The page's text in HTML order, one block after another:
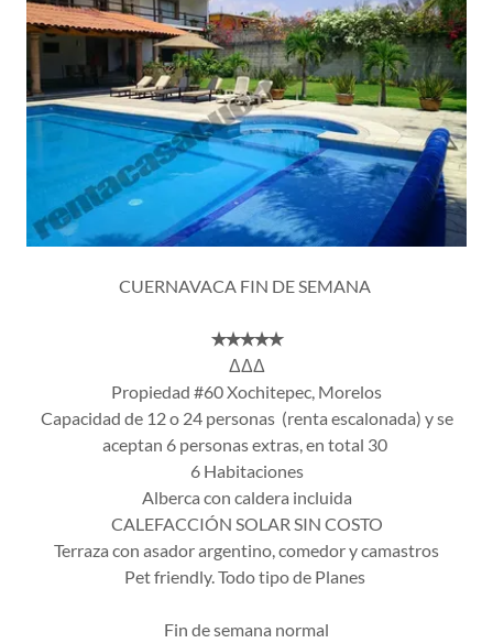
CUERNAVACA FIN DE SEMANA
✭✭✭✭✭
ΔΔΔ
Propiedad #60 Xochitepec, Morelos
Capacidad de 12 o 24 personas (renta escalonada) y se
aceptan 6 personas extras, en total 30
6 Habitaciones
Alberca con caldera incluida
CALEFACCIÓN SOLAR SIN COSTO
Terraza con asador argentino, comedor y camastros
Pet friendly. Todo tipo de Planes
Fin de semana normal